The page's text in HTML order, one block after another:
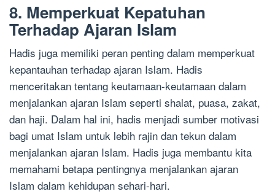
8. Memperkuat Kepatuhan
Terhadap Ajaran Islam
Hadis juga memiliki peran penting dalam memperkuat
kepantauhan terhadap ajaran Islam. Hadis
menceritakan tentang keutamaan-keutamaan dalam
menjalankan ajaran Islam seperti shalat, puasa, zakat,
dan haji. Dalam hal ini, hadis menjadi sumber motivasi
bagi umat Islam untuk lebih rajin dan tekun dalam
menjalankan ajaran Islam. Hadis juga membantu kita
memahami betapa pentingnya menjalankan ajaran
Islam dalam kehidupan sehari-hari.